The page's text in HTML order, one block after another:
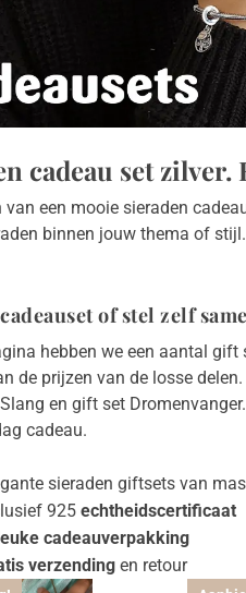
cadeau set
van een mooie sieraden
binnen jouw thema of
of stel zelf
hebben we een aantal
de prijzen van de losse
en gift set
cadeau.
sieraden giftsets van
925 echtheidscertificaat
cadeauverpakking
verzendingen retour